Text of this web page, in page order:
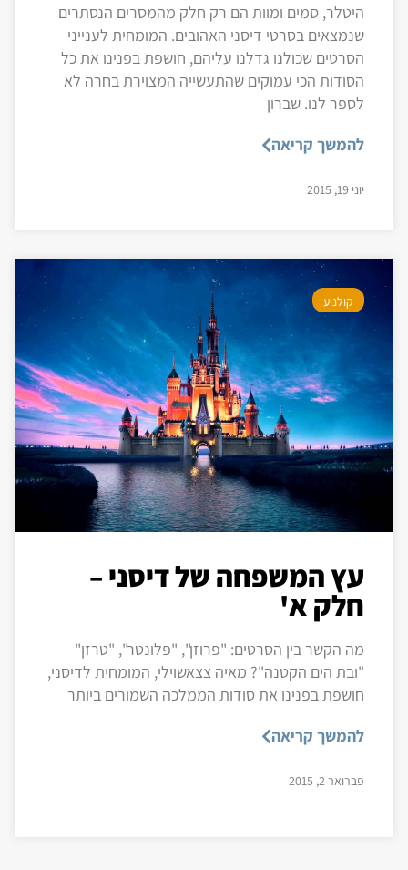
היטלר, סמים ומוות הם רק חלק מהמסרים הנסתרים
שנמצאים בסרטי דיסני האהובים. המומחית לענייני
הסרטים שכולנו גדלנו עליהם, חושפת בפנינו את כל
הסודות הכי עמוקים שהתעשייה המצוירת בחרה לא
לספר לנו. שברון
להמשך קריאה
יוני 19, 2015
קולנוע
עץ המשפחה של דיסני –
חלק א'
מה הקשר בין הסרטים: "פרוזן", "פלונטר", "טרזן"
"ובת הים הקטנה"? מאיה צצאשוילי, המומחית לדיסני,
חושפת בפנינו את סודות הממלכה השמורים ביותר
להמשך קריאה
פברואר 2, 2015